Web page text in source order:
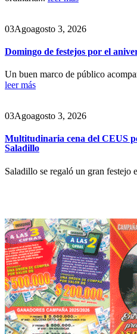
03Agoagosto 3, 2026
Domingo de festejos por el
Un buen marco de público
leer más
03Agoagosto 3, 2026
Multitudinaria cena del CEUS
Saladillo
Saladillo se regaló un gran festejo